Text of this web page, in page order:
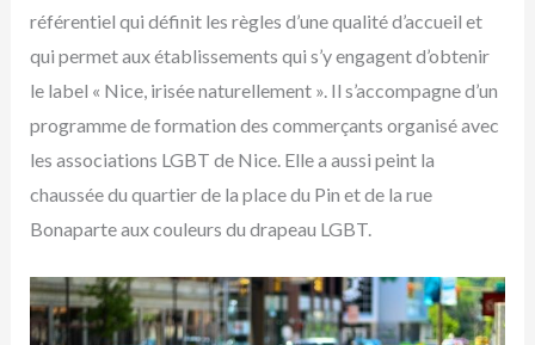
référentiel qui définit les règles d’une qualité d’accueil et
qui permet aux établissements qui s’y engagent d’obtenir
le label « Nice, irisée naturellement ». Il s’accompagne d’un
programme de formation des commerçants organisé avec
les associations LGBT de Nice. Elle a aussi peint la
chaussée du quartier de la place du Pin et de la rue
Bonaparte aux couleurs du drapeau LGBT.